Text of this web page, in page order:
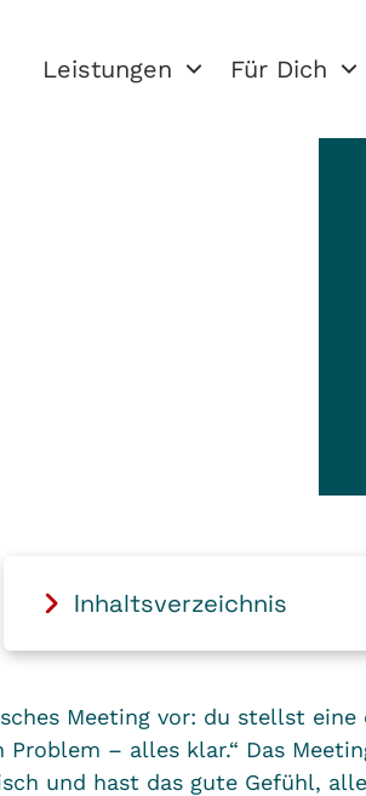
Leistungen Für Dich
Inhaltsverzeichnis
Meeting vor: du stellst eine
Problem – alles klar.“ Das
und hast das gute Gefühl,